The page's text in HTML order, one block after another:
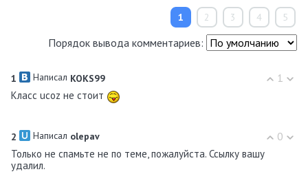
1 2 3 4 5
Порядок вывода комментариев:
1
1 Написал KOKS99
Класс ucoz не стоит
0
2 Написал olepav
Только не спамьте не по теме, пожалуйста. Ссылку вашу
удалил.